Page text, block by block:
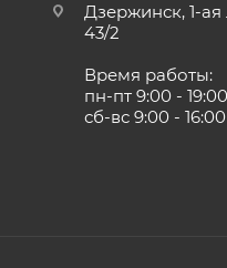
Дзержинск, 1-
43/2
Время работы:
пн-пт 9:00 - 19:00
сб-вс 9:00 - 16:00